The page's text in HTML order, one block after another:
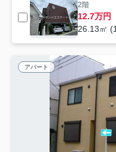
2階
12.7万円
26.13㎡
アパート